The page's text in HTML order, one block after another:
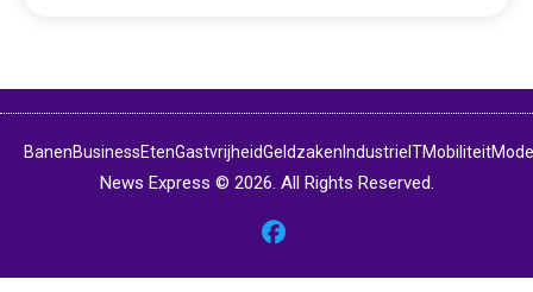
BanenBusinessEtenGastvrijheidGeldzaken Industrie ITMobiliteitMode
News Express © 2026. All Rights Reserved.